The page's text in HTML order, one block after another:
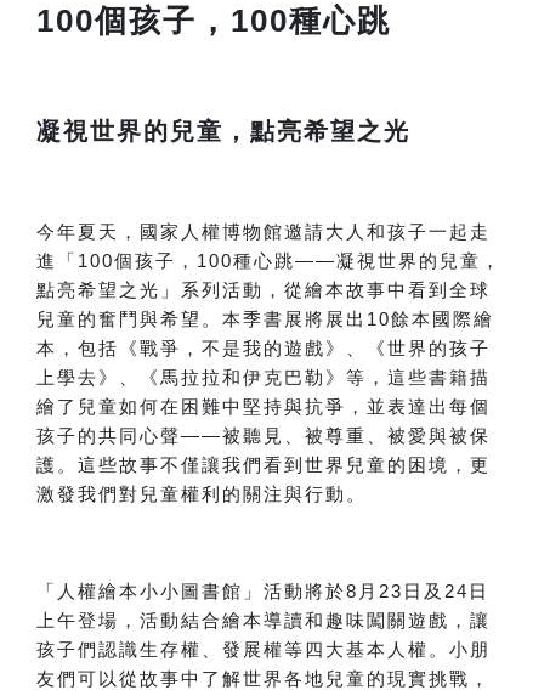
100個孩子，100種心跳
凝視世界的兒童，點亮希望之光
今年夏天，國家人權博物館邀請大人和孩子一起走
進「100個孩子，100種心跳——凝視世界的兒童，
點亮希望之光」系列活動，從繪本故事中看到全球
兒童的奮鬥與希望。本季書展將展出10餘本國際繪
本，包括《戰爭，不是我的遊戲》、《世界的孩子
上學去》、《馬拉拉和伊克巴勒》等，這些書籍描
繪了兒童如何在困難中堅持與抗爭，並表達出每個
孩子的共同心聲——被聽見、被尊重、被愛與被保
護。這些故事不僅讓我們看到世界兒童的困境，更
激發我們對兒童權利的關注與行動。
「人權繪本小小圖書館」活動將於8月23日及24日
上午登場，活動結合繪本導讀和趣味闖關遊戲，讓
孩子們認識生存權、發展權等四大基本人權。小朋
友們可以從故事中了解世界各地兒童的現實挑戰，